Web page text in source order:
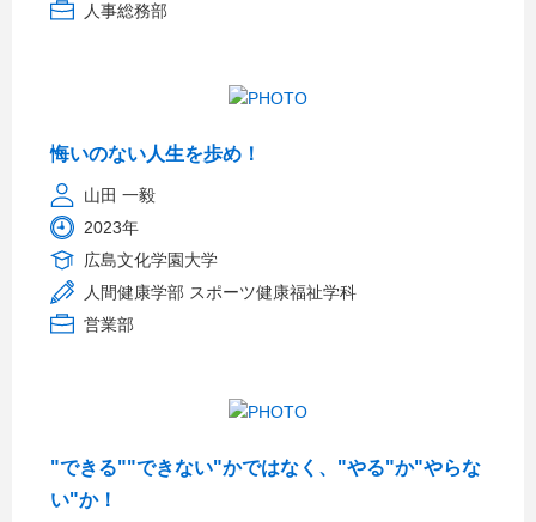
人事総務部
悔いのない人生を歩め！
山田 一毅
2023年
広島文化学園大学
人間健康学部 スポーツ健康福祉学科
営業部
"できる""できない"かではなく、"やる"か"やらな
い"か！